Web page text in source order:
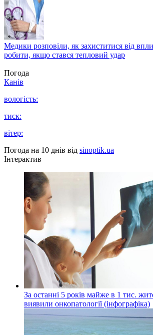
Медики розповіли, як захиститися від
робити, якщо стався тепловий удар
Погода
Канів
вологість:
тиск:
вітер:
Погода на 10 днів від sinoptik.ua
Інтерактив
За останні 5 років майже в 1 тис.
виявили онкопатології (інфографіка)